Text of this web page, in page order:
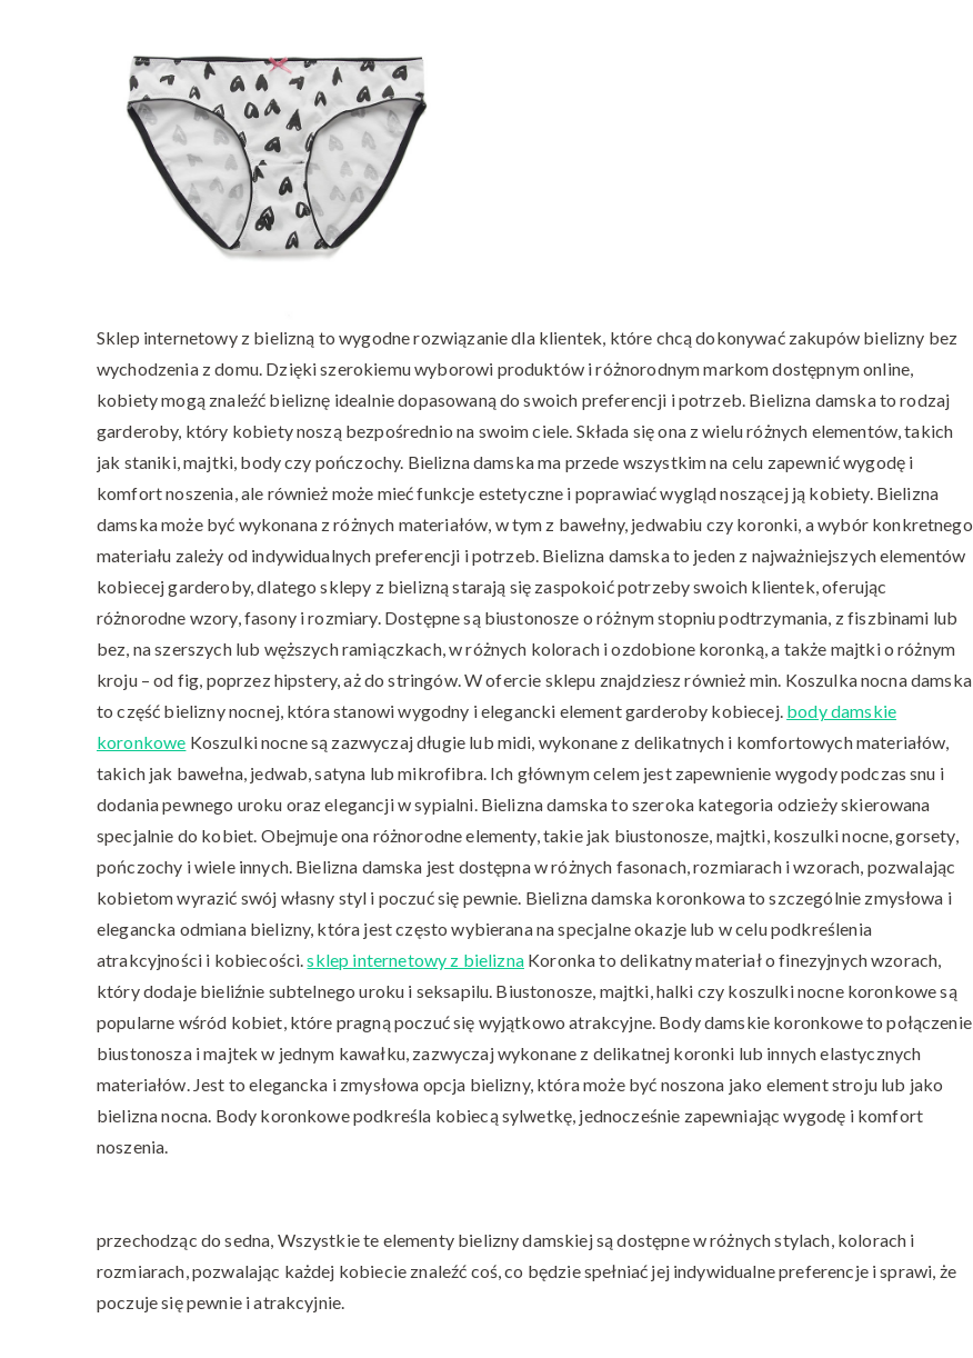
Sklep internetowy z bielizną to wygodne rozwiązanie dla klientek, które chcą dokonywać zakupów bielizny bez
wychodzenia z domu. Dzięki szerokiemu wyborowi produktów i różnorodnym markom dostępnym online,
kobiety mogą znaleźć bieliznę idealnie dopasowaną do swoich preferencji i potrzeb. Bielizna damska to rodzaj
garderoby, który kobiety noszą bezpośrednio na swoim ciele. Składa się ona z wielu różnych elementów, takich
jak staniki, majtki, body czy pończochy. Bielizna damska ma przede wszystkim na celu zapewnić wygodę i
komfort noszenia, ale również może mieć funkcje estetyczne i poprawiać wygląd noszącej ją kobiety. Bielizna
damska może być wykonana z różnych materiałów, w tym z bawełny, jedwabiu czy koronki, a wybór konkretnego
materiału zależy od indywidualnych preferencji i potrzeb. Bielizna damska to jeden z najważniejszych elementów
kobiecej garderoby, dlatego sklepy z bielizną starają się zaspokoić potrzeby swoich klientek, oferując
różnorodne wzory, fasony i rozmiary. Dostępne są biustonosze o różnym stopniu podtrzymania, z fiszbinami lub
bez, na szerszych lub węższych ramiączkach, w różnych kolorach i ozdobione koronką, a także majtki o różnym
kroju – od fig, poprzez hipstery, aż do stringów. W ofercie sklepu znajdziesz również min. Koszulka nocna damska
to część bielizny nocnej, która stanowi wygodny i elegancki element garderoby kobiecej. body damskie
koronkowe Koszulki nocne są zazwyczaj długie lub midi, wykonane z delikatnych i komfortowych materiałów,
takich jak bawełna, jedwab, satyna lub mikrofibra. Ich głównym celem jest zapewnienie wygody podczas snu i
dodania pewnego uroku oraz elegancji w sypialni. Bielizna damska to szeroka kategoria odzieży skierowana
specjalnie do kobiet. Obejmuje ona różnorodne elementy, takie jak biustonosze, majtki, koszulki nocne, gorsety,
pończochy i wiele innych. Bielizna damska jest dostępna w różnych fasonach, rozmiarach i wzorach, pozwalając
kobietom wyrazić swój własny styl i poczuć się pewnie. Bielizna damska koronkowa to szczególnie zmysłowa i
elegancka odmiana bielizny, która jest często wybierana na specjalne okazje lub w celu podkreślenia
atrakcyjności i kobiecości.sklep internetowy z bieliznaKoronka to delikatny materiał o finezyjnych wzorach,
który dodaje bieliźnie subtelnego uroku i seksapilu. Biustonosze, majtki, halki czy koszulki nocne koronkowe są
popularne wśród kobiet, które pragną poczuć się wyjątkowo atrakcyjne. Body damskie koronkowe to połączenie
biustonosza i majtek w jednym kawałku, zazwyczaj wykonane z delikatnej koronki lub innych elastycznych
materiałów. Jest to elegancka i zmysłowa opcja bielizny, która może być noszona jako element stroju lub jako
bielizna nocna. Body koronkowe podkreśla kobiecą sylwetkę, jednocześnie zapewniając wygodę i komfort
noszenia.
przechodząc do sedna, Wszystkie te elementy bielizny damskiej są dostępne w różnych stylach, kolorach i
rozmiarach, pozwalając każdej kobiecie znaleźć coś, co będzie spełniać jej indywidualne preferencje i sprawi, że
poczuje się pewnie i atrakcyjnie.